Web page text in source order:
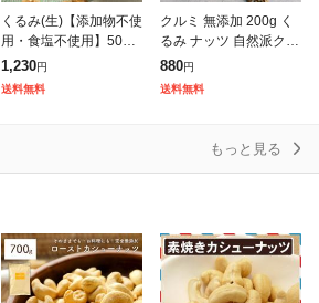
くるみ(生)【添加物不使
用・食塩不使用】500g
【送料無料】アメリカ
カリフォルニア産 おや
1,230円
送料無料
クルミ 無添加 200g く
るみ ナッツ 自然派クル
ミ 無塩 無油 無添加 有
塩 胡桃 ナッツ 自然食
880円
送料無料
もっと見る